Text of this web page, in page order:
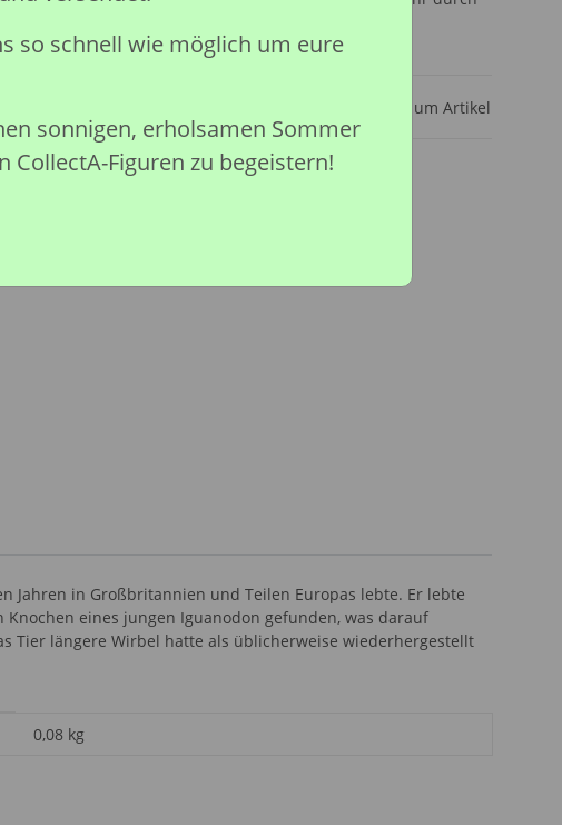
Frage zum Artikel
Jahren in Großbritannien und Teilen Europas lebte. Er lebte
eines jungen Iguanodon gefunden, was darauf
Tier längere Wirbel hatte als üblicherweise wiederhergestellt
0,08 kg
so schnell wie möglich um eure
sonnigen, erholsamen Sommer
Figuren zu begeistern!